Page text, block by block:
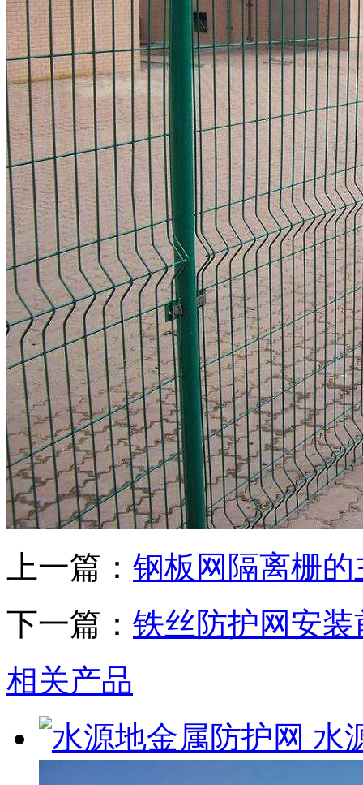
上一篇： 钢板网隔离栅
下一篇： 铁丝防护网安
相关产品
水